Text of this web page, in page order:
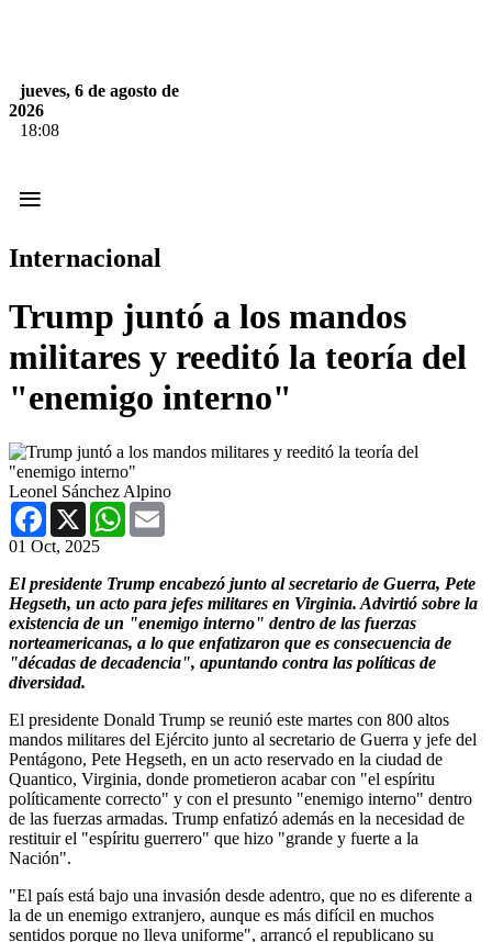
jueves, 6 de agosto de
2026
18:08
≡
Internacional
Trump juntó a los mandos
militares y reeditó la teoría del
"enemigo interno"
Leonel Sánchez Alpino
Facebook
X WhatsApp
01 Oct, 2025
El presidente Trump encabezó junto al secretario de Guerra, Pete
Hegseth, un acto para jefes militares en Virginia. Advirtió sobre la
existencia de un "enemigo interno" dentro de las fuerzas
norteamericanas, a lo que enfatizaron que es consecuencia de
"décadas de decadencia", apuntando contra las políticas de
diversidad.
El presidente Donald Trump se reunió este martes con 800 altos
mandos militares del Ejército junto al secretario de Guerra y jefe del
Pentágono, Pete Hegseth, en un acto reservado en la ciudad de
Quantico, Virginia, donde prometieron acabar con "el espíritu
políticamente correcto" y con el presunto "enemigo interno" dentro
de las fuerzas armadas. Trump enfatizó además en la necesidad de
restituir el "espíritu guerrero" que hizo "grande y fuerte a la
Nación".
"El país está bajo una invasión desde adentro, que no es diferente a
la de un enemigo extranjero, aunque es más difícil en muchos
sentidos porque no lleva uniforme", arrancó el republicano su